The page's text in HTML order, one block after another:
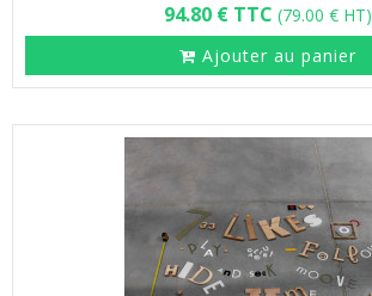
94.80 € TTC (79.00 € HT)
Ajouter au panier